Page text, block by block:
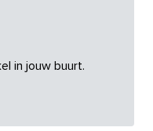
in jouw buurt.